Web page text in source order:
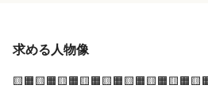
月給28万円〜60万円
28万円保障
求める人物像